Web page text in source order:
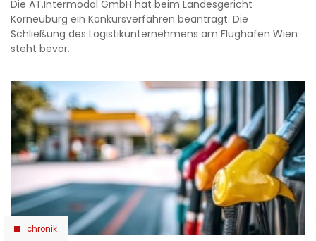
Die AT.Intermodal GmbH hat beim Landesgericht
Korneuburg ein Konkursverfahren beantragt. Die
Schließung des Logistikunternehmens am Flughafen Wien
steht bevor.
chronik